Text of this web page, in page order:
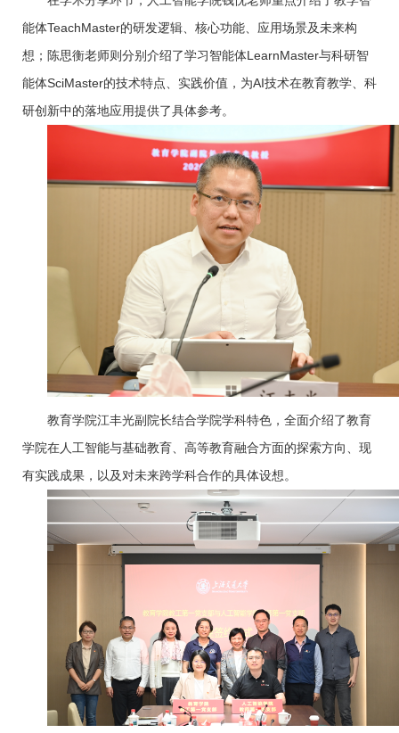
能体TeachMaster的研发逻辑、核心功能、应用场景及未来构
想；陈思衡老师则分别介绍了学习智能体LearnMaster与科研智
能体SciMaster的技术特点、实践价值，为AI技术在教育教学、科
研创新中的落地应用提供了具体参考。
教育学院江丰光副院长结合学院学科特色，全面介绍了教育
学院在人工智能与基础教育、高等教育融合方面的探索方向、现
有实践成果，以及对未来跨学科合作的具体设想。